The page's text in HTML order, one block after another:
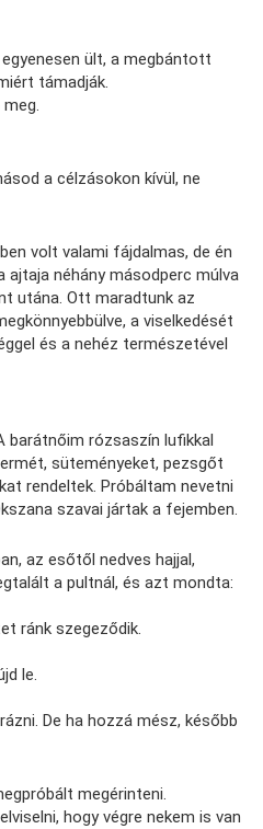
ült, a megbántott
támadják.
a célzásokon kívül, ne
volt valami fájdalmas, de én
ajtaja néhány másodperc múlva
utána. Ott maradtunk az
a viselkedését
és a nehéz természetével
barátnőim rózsaszín lufikkal
süteményeket, pezsgőt
rendeltek. Próbáltam nevetni
szavai jártak a fejemben.
az esőtől nedves hajjal,
a pultnál, és azt mondta:
ránk szegeződik.
le.
De ha hozzá mész, később
megérinteni.
hogy végre nekem is van